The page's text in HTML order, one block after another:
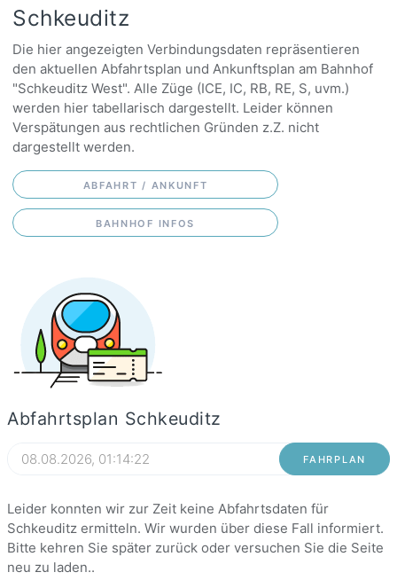
Schkeuditz
Die hier angezeigten Verbindungsdaten repräsentieren
den aktuellen Abfahrtsplan und Ankunftsplan am Bahnhof
"Schkeuditz West". Alle Züge (ICE, IC, RB, RE, S, uvm.)
werden hier tabellarisch dargestellt. Leider können
Verspätungen aus rechtlichen Gründen z.Z. nicht
dargestellt werden.
ABFAHRT / ANKUNFT
BAHNHOF INFOS
Abfahrtsplan Schkeuditz
FAHRPLAN
Leider konnten wir zur Zeit keine Abfahrtsdaten für
Schkeuditz ermitteln. Wir wurden über diese Fall informiert.
Bitte kehren Sie später zurück oder versuchen Sie die Seite
neu zu laden..